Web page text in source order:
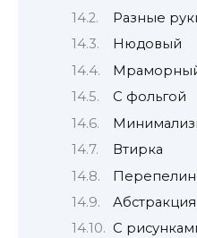
Разные
Нюдовый
С фольгой
Втирка
Абстракция
С